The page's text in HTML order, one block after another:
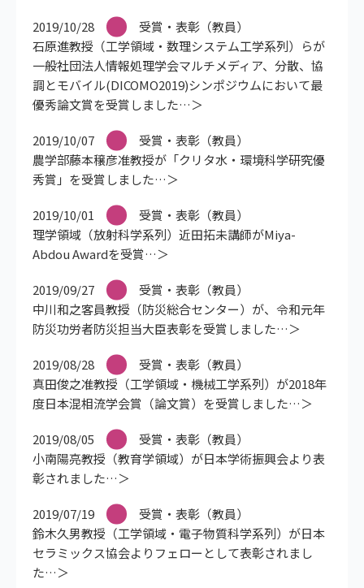
2019/10/28
受賞・表彰（教員）
石原進教授（工学領域・数理システム工学系列）らが
一般社団法人情報処理学会マルチメディア、分散、協
調とモバイル(DICOMO2019)シンポジウムにおいて最
優秀論文賞を受賞しました
2019/10/07
受賞・表彰（教員）
農学部藤本穣彦准教授が「クリタ水・環境科学研究優
秀賞」を受賞しました
2019/10/01
受賞・表彰（教員）
理学領域（放射科学系列）近田拓未講師がMiya-
Abdou Awardを受賞
2019/09/27
受賞・表彰（教員）
中川和之客員教授（防災総合センター）が、令和元年
防災功労者防災担当大臣表彰を受賞しました
2019/08/28
受賞・表彰（教員）
真田俊之准教授（工学領域・機械工学系列）が2018年
度日本混相流学会賞（論文賞）を受賞しました
2019/08/05
受賞・表彰（教員）
小南陽亮教授（教育学領域）が日本学術振興会より表
彰されました
2019/07/19
受賞・表彰（教員）
鈴木久男教授（工学領域・電子物質科学系列）が日本
セラミックス協会よりフェローとして表彰されまし
た